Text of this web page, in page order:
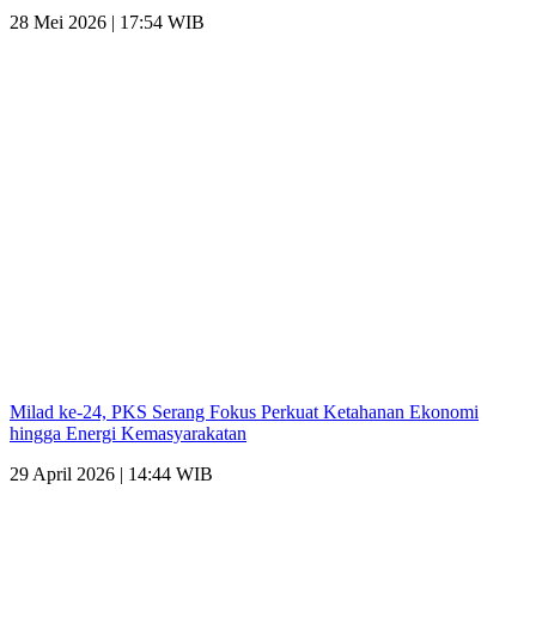
28 Mei 2026 | 17:54 WIB
Milad ke-24, PKS Serang Fokus Perkuat Ketahanan Ekonomi
hingga Energi Kemasyarakatan
29 April 2026 | 14:44 WIB